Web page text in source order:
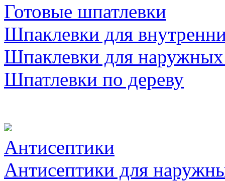
Готовые шпатлевки
Шпаклевки для
Шпаклевки для наружных
Шпатлевки по дереву
Антисептики
Антисептики для